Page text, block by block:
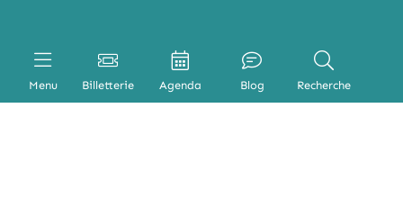
Menu Billetterie Agenda Blog Recherche